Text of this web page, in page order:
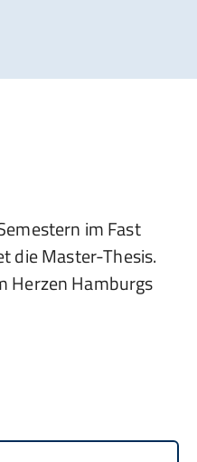
im Fast
die Master-Thesis.
Herzen Hamburgs